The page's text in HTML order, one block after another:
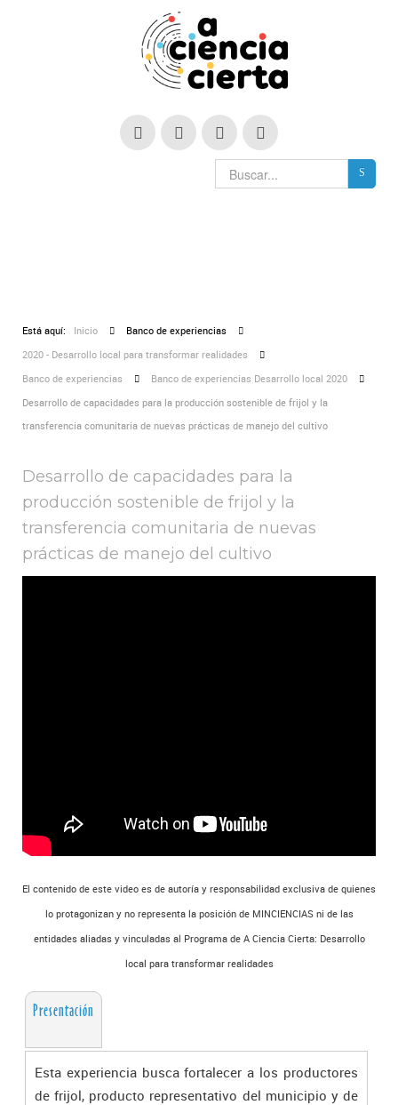
Está aquí: Inicio
Banco de experiencias
2020 - Desarrollo local para transformar realidades
Banco de experiencias
Banco de experiencias Desarrollo local 2020
Desarrollo de capacidades para la producción sostenible de frijol y la
transferencia comunitaria de nuevas prácticas de manejo del cultivo
Desarrollo de capacidades para la
producción sostenible de frijol y la
transferencia comunitaria de nuevas
prácticas de manejo del cultivo
El contenido de este video es de autoría y responsabilidad exclusiva de quienes
lo protagonizan y no representa la posición de MINCIENCIAS ni de las
entidades aliadas y vinculadas al Programa de A Ciencia Cierta: Desarrollo
local para transformar realidades
Presentación
Esta experiencia busca fortalecer a los productores
de frijol, producto representativo del municipio y de